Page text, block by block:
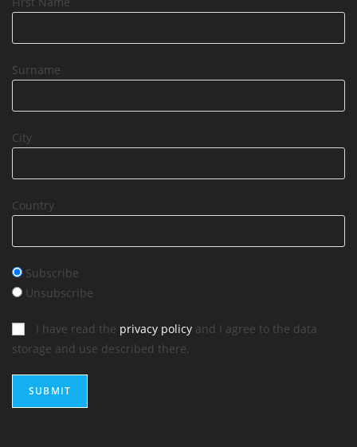
Surname
City
Country
Subscribe
Unsubscribe
I have read the privacy policy and I agree to the data
storage and use described there.